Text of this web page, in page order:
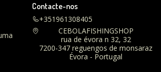
Contacte-nos
+351961308405
CEBOLAFISHINGSHOP
rua de évora n 32, 32
7200-347 reguengos de monsaraz
Évora - Portugal